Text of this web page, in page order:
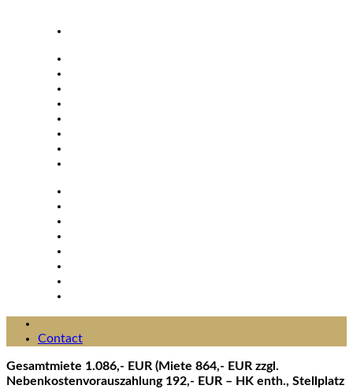
Contact
Gesamtmiete 1.086,- EUR (Miete 864,- EUR zzgl.
Nebenkostenvorauszahlung 192,- EUR – HK enth., Stellplatz